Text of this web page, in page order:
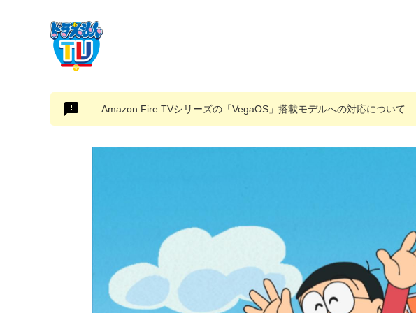
Amazon Fire TVシリーズの「VegaOS」搭載モデルへの対応について